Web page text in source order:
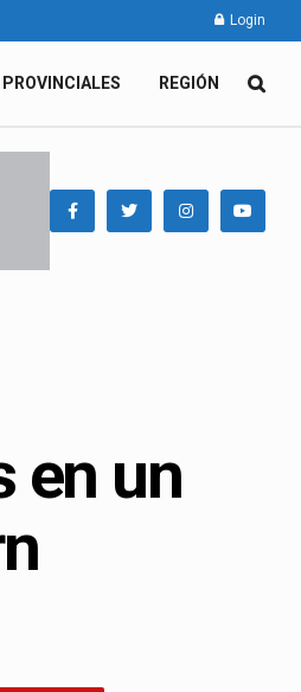
Login
PROVINCIALES REGIÓN
en un